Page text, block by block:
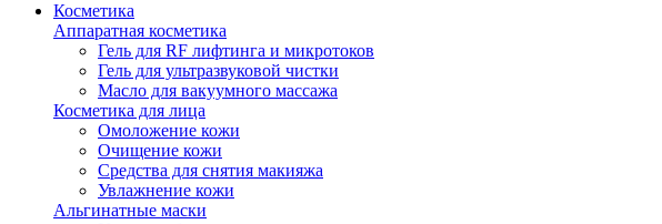
Косметика
Аппаратная косметика
Гель для RF лифтинга и микротоков
Гель для ультразвуковой чистки
Масло для вакуумного массажа
Косметика для лица
Омоложение кожи
Очищение кожи
Средства для снятия макияжа
Увлажнение кожи
Альгинатные маски